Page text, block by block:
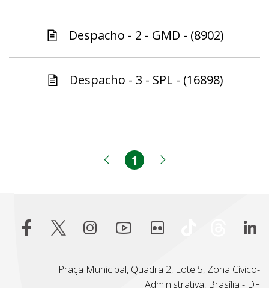
Despacho - 2 - GMD - (8902)
Despacho - 3 - SPL - (16898)
Página anterior
Página
1
Praça Municipal, Quadra 2, Lote 5, Zona Cívico-
Administrativa, Brasília - DF